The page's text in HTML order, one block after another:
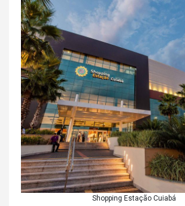
Shopping Estação Cuiabá